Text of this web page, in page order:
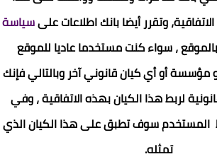
وتقرر أيضا بانك اطلاعات علىسياسة
، سواء كنت مستخدما عاديا للموقع
مؤسسة أو أي كيان قانوني آخر وبالتالي فإنك
لربط هذا الكيان بهذه الاتفاقية،وفي
المستخدم سوف تطبق على هذا الكيان الذي
تمثله.